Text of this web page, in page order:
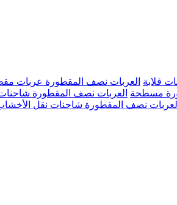
قلابة العربات نصف المقطورة عربات
مسطحة العربات نصف المقطورة
العربات نصف المقطورة شاحنات نقل